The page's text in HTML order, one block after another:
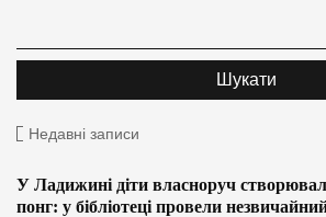
Недавні записи
У Ладижині діти власноруч
понг: у бібліотеці провели